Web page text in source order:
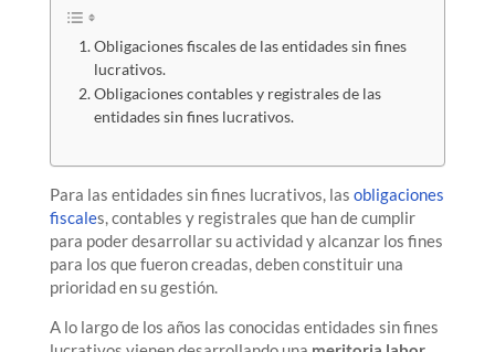
Obligaciones fiscales de las entidades sin fines
lucrativos.
Obligaciones contables y registrales de las
entidades sin fines lucrativos.
Para las entidades sin fines lucrativos, las obligaciones
fiscales, contables y registrales que han de cumplir
para poder desarrollar su actividad y alcanzar los fines
para los que fueron creadas, deben constituir una
prioridad en su gestión.
A lo largo de los años las conocidas entidades sin fines